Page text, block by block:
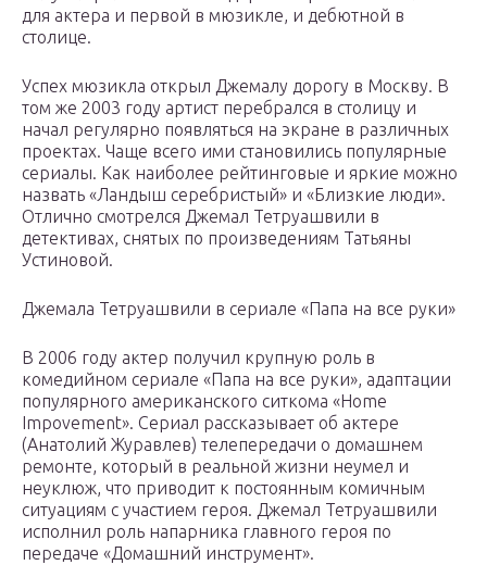
для актера и первой в мюзикле, и дебютной в
столице.
Успех мюзикла открыл Джемалу дорогу в Москву. В
том же 2003 году артист перебрался в столицу и
начал регулярно появляться на экране в различных
проектах. Чаще всего ими становились популярные
сериалы. Как наиболее рейтинговые и яркие можно
назвать «Ландыш серебристый» и «Близкие люди».
Отлично смотрелся Джемал Тетруашвили в
детективах, снятых по произведениям Татьяны
Устиновой.
Джемала Тетруашвили в сериале «Папа на все руки»
В 2006 году актер получил крупную роль в
комедийном сериале «Папа на все руки», адаптации
популярного американского ситкома «Home
Impovement». Сериал рассказывает об актере
(Анатолий Журавлев) телепередачи о домашнем
ремонте, который в реальной жизни неумел и
неуклюж, что приводит к постоянным комичным
ситуациям с участием героя. Джемал Тетруашвили
исполнил роль напарника главного героя по
передаче «Домашний инструмент».